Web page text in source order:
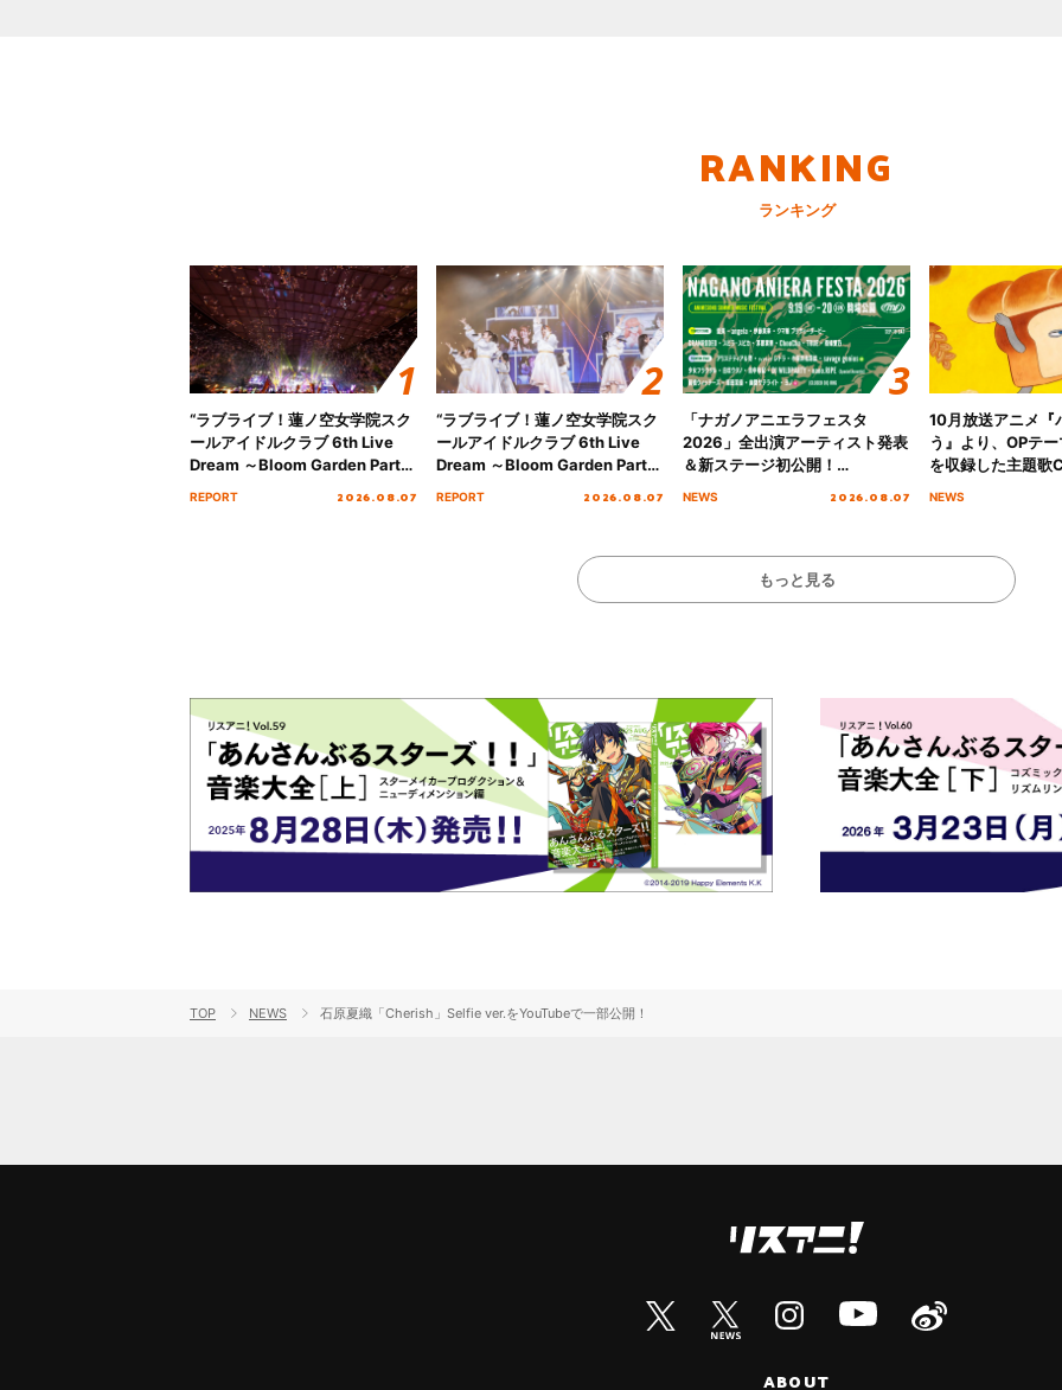
RANKING
ランキング
“ラブライブ！蓮ノ空女学院スク
ールアイドルクラブ 6th Live
Dream ～Bloom Garden Party
REPORT 2026.08.07
“ラブライブ！蓮ノ空女学院スク
ールアイドルクラブ 6th Live
Dream ～Bloom Garden Party
REPORT 2026.08.07
「ナガノアニエラフェスタ
2026」全出演アーティスト発表
＆新ステージ初公開！
初となる第3ステージの全貌が明
NEWS 2026.08.07
10月放送アニメ『
う』より、OPテ
を収録した主題歌
NEWS
もっと見る
TOP NEWS 石原夏織「Cherish」Selfie ver.をYouTubeで一部公開！
ABOUT